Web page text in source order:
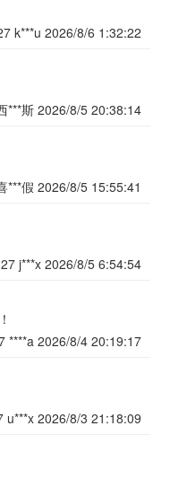
k***u 2026/8/6 1:32:22
***斯2026/8/5 20:38:14
***假 2026/8/5 15:55:41
j***x 2026/8/5 6:54:54
****a 2026/8/4 20:19:17
u***x 2026/8/3 21:18:09